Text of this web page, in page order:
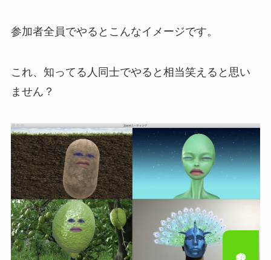
参加者全員でやるとこんなイメージです。
これ、知ってる人同士でやると相当笑えると思い
ません？